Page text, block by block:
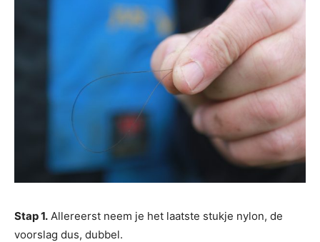
Stap 1. Allereerst neem je het laatste stukje nylon, de
voorslag dus, dubbel.